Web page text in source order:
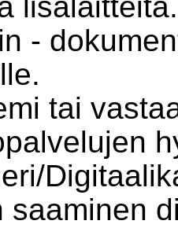
lisälaitteita.
-
tai
saaminen